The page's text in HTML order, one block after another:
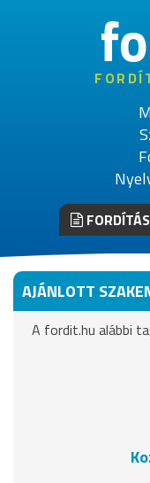
AJÁNLOTT
A fordit.hu alábbi